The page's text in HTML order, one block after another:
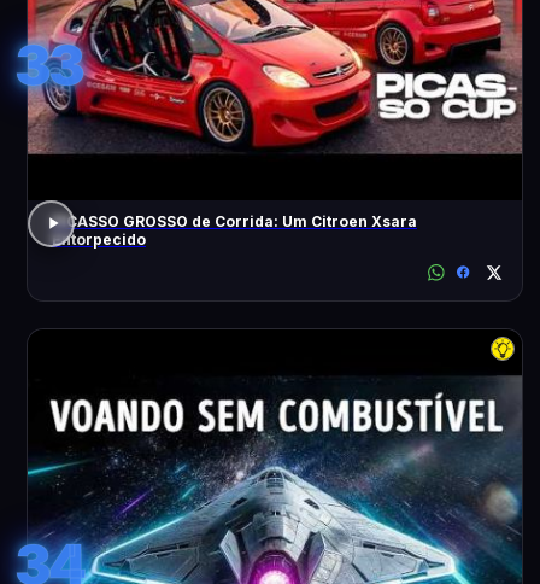
33
PICASSO GROSSO de Corrida: Um Citroen Xsara
Entorpecido
34